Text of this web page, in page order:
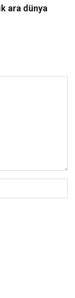
ara dünya